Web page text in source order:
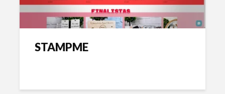
STAMPME